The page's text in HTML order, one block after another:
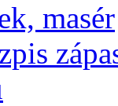
masér